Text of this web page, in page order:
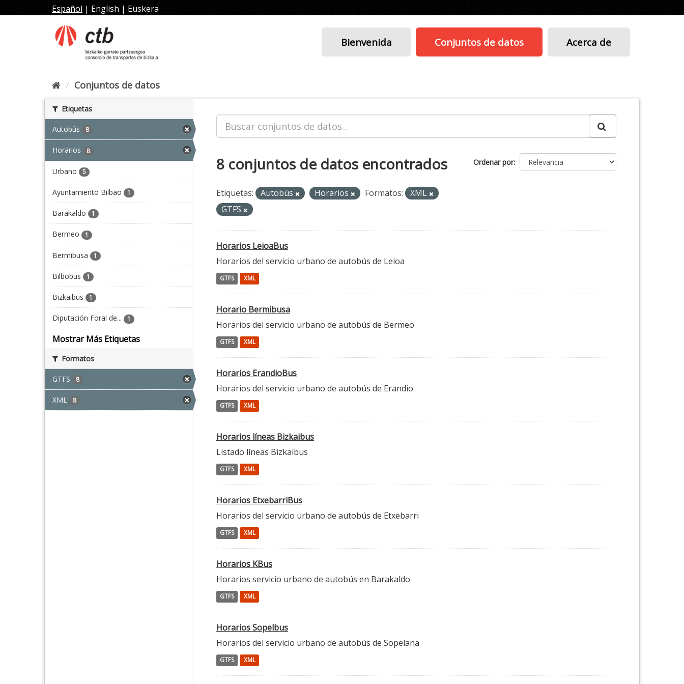
al
Español | English | Euskera
Bienvenida Conjuntos de datos Acerca de
Conjuntos de datos
Etiquetas
Autobús 8
Horarios 8
Urbano 5
Ayuntamiento Bilbao 1
Barakaldo 1
Bermeo 1
Bermibusa 1
Bilbobus 1
Bizkaibus 1
Diputación Foral de... 1
Mostrar Más Etiquetas
Formatos
GTFS 8
XML 8
Ordenar por
8 conjuntos de datos encontrados
Etiquetas: Autobús Horarios Formatos:
XML
GTFS
Horarios LeioaBus
Horarios del servicio urbano de autobús de Leioa
GTFS XML
Horario Bermibusa
Horarios del servicio urbano de autobús de Bermeo
GTFS XML
Horarios ErandioBus
Horarios del servicio urbano de autobús de Erandio
GTFS XML
Horarios líneas Bizkaibus
Listado líneas Bizkaibus
GTFS XML
Horarios EtxebarriBus
Horarios del servicio urbano de autobús de Etxebarri
GTFS XML
Horarios KBus
Horarios servicio urbano de autobús en Barakaldo
GTFS XML
Horarios Sopelbus
Horarios del servicio urbano de autobús de Sopelana
GTFS XML